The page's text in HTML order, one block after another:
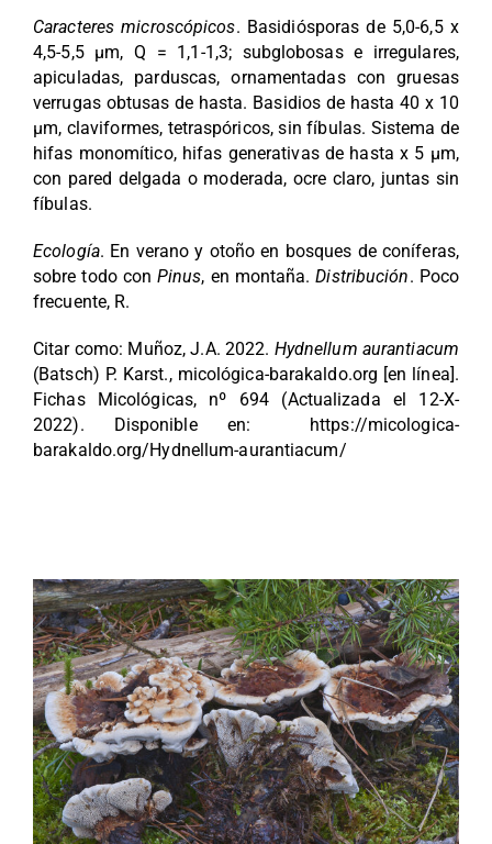
Caracteres microscópicos. Basidiósporas de 5,0-6,5 x
4,5-5,5 µm, Q = 1,1-1,3; subglobosas e irregulares,
apiculadas, parduscas, ornamentadas con gruesas
verrugas obtusas de hasta. Basidios de hasta 40 x 10
µm, claviformes, tetraspóricos, sin fíbulas. Sistema de
hifas monomítico, hifas generativas de hasta x 5 µm,
con pared delgada o moderada, ocre claro, juntas sin
fíbulas.
Ecología. En verano y otoño en bosques de coníferas,
sobre todo con Pinus, en montaña.Distribución. Poco
frecuente, R.
Citar como: Muñoz, J.A. 2022. Hydnellum aurantiacum
(Batsch) P. Karst., micológica-barakaldo.org [en línea].
Fichas Micológicas, nº 694 (Actualizada el 12-X-
2022). Disponible en: https://micologica-
barakaldo.org/Hydnellum-aurantiacum/